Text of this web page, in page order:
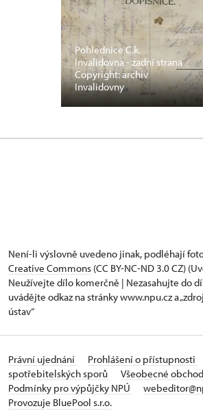
Pohlednice C.k.
Invalidovna - zadní strana
Copyright: archiv
Invalidovny
Není-li výslovně uvedeno jinak, podléhají
Creative Commons (CC BY-NC-ND 3.0 CZ)
Neužívejte dílo komerčně | Nezasahujte do
uvádějte odkaz na stránky www.npu.cz a
ústav“
Právní ujednání Prohlášení o přístupnosti
spotřebitelských sporů
Všeobecné
Podmínky pro výpůjčky NPÚ
Provozuje BluePool s.r.o.